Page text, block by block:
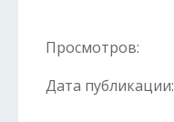
Просмотров:
Дата публикации: